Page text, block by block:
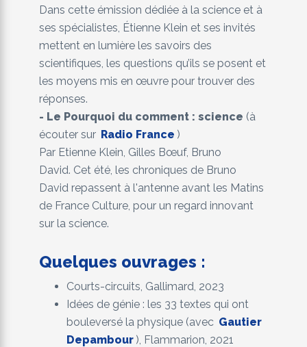
Dans cette émission dédiée à la science et à
ses spécialistes, Étienne Klein et ses invités
mettent en lumière les savoirs des
scientifiques, les questions qu’ils se posent et
les moyens mis en œuvre pour trouver des
réponses.
- Le Pourquoi du comment : science (à
écouter sur Radio France )
Par Etienne Klein, Gilles Bœuf, Bruno
David. Cet été, les chroniques de Bruno
David repassent à l'antenne avant les Matins
de France Culture, pour un regard innovant
sur la science.
Quelques ouvrages :
Courts-circuits, Gallimard, 2023
Idées de génie : les 33 textes qui ont
bouleversé la physique (avec Gautier
Depambour ), Flammarion, 2021